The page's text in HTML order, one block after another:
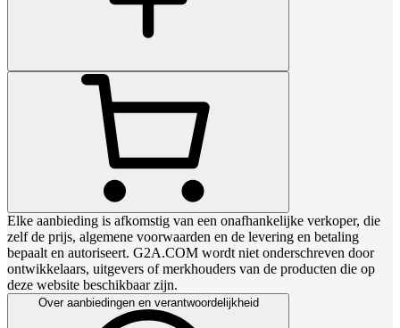
Elke aanbieding is afkomstig van een onafhankelijke verkoper, die
zelf de prijs, algemene voorwaarden en de levering en betaling
bepaalt en autoriseert. G2A.COM wordt niet onderschreven door
ontwikkelaars, uitgevers of merkhouders van de producten die op
deze website beschikbaar zijn.
Over aanbiedingen en verantwoordelijkheid